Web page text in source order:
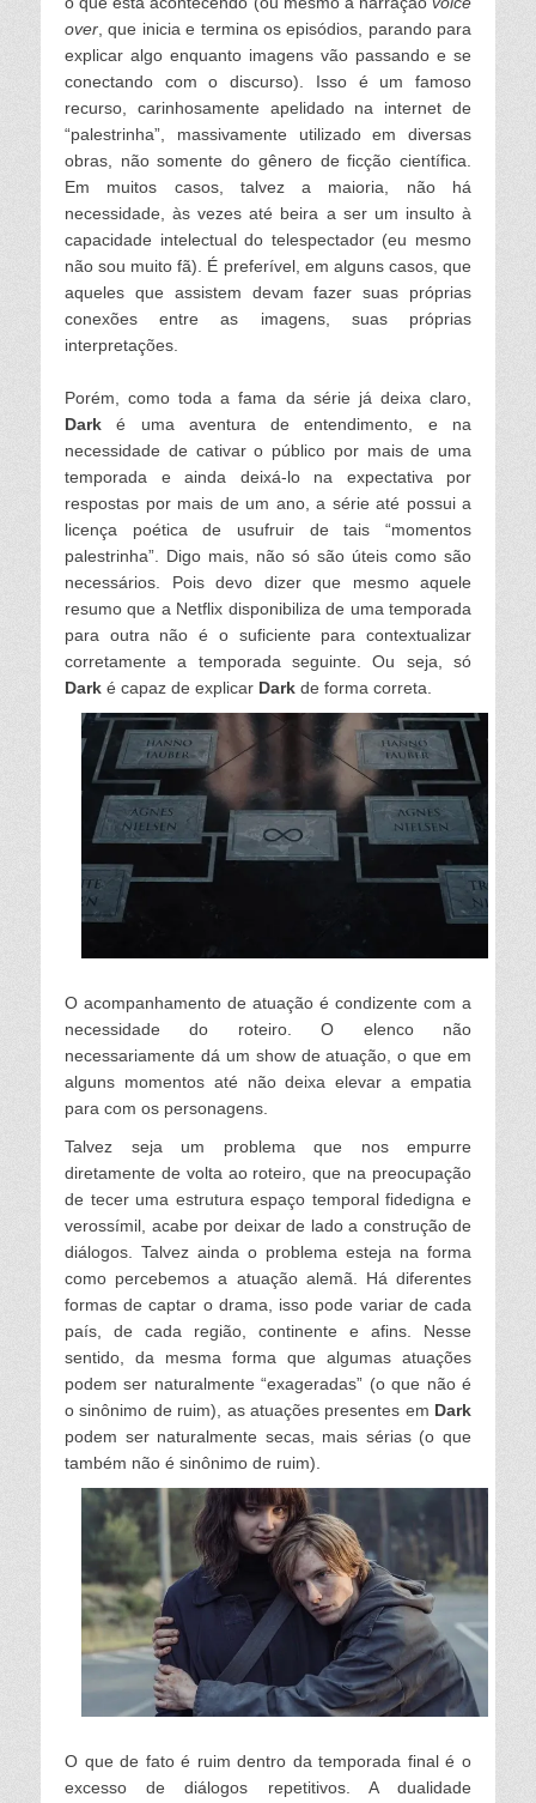
over , que inicia e termina os episódios, parando para
explicar algo enquanto imagens vão passando e se
conectando com o discurso). Isso é um famoso
recurso, carinhosamente apelidado na internet de
“palestrinha”, massivamente utilizado em diversas
obras, não somente do gênero de ficção científica.
Em muitos casos, talvez a maioria, não há
necessidade, às vezes até beira a ser um insulto à
capacidade intelectual do telespectador (eu mesmo
não sou muito fã). É preferível, em alguns casos, que
aqueles que assistem devam fazer suas próprias
conexões entre as imagens, suas próprias
interpretações.
Porém, como toda a fama da série já deixa claro,
Dark é uma aventura de entendimento, e na
necessidade de cativar o público por mais de uma
temporada e ainda deixá-lo na expectativa por
respostas por mais de um ano, a série até possui a
licença poética de usufruir de tais “momentos
palestrinha”. Digo mais, não só são úteis como são
necessários. Pois devo dizer que mesmo aquele
resumo que a Netflix disponibiliza de uma temporada
para outra não é o suficiente para contextualizar
corretamente a temporada seguinte. Ou seja, só
Dark é capaz de explicar Dark de forma correta.
O acompanhamento de atuação é condizente com a
necessidade do roteiro. O elenco não
necessariamente dá um show de atuação, o que em
alguns momentos até não deixa elevar a empatia
para com os personagens.
Talvez seja um problema que nos empurre
diretamente de volta ao roteiro, que na preocupação
de tecer uma estrutura espaço temporal fidedigna e
verossímil, acabe por deixar de lado a construção de
diálogos. Talvez ainda o problema esteja na forma
como percebemos a atuação alemã. Há diferentes
formas de captar o drama, isso pode variar de cada
país , de cada região, continente e afins. Nesse
sentido, da mesma forma que algumas atuações
podem ser naturalmente “exageradas” (o que não é
o sinônimo de ruim), as atuações presentes em Dark
podem ser naturalmente secas, mais sérias (o que
também não é sinônimo de ruim).
O que de fato é ruim dentro da temporada final é o
excesso de diálogos repetitivos. A dualidade